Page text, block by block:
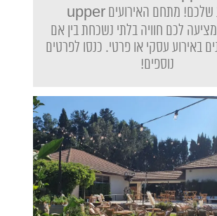
האירוע שלכם! מתחם האירועים upper
events מציעה לכם חוויה בלתי נשכחת בין אם
באירוע עסקי או פרטי. כנסו לפרטים
נוספים!